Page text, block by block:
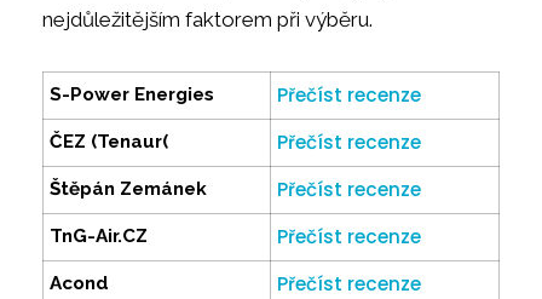
nejdůležitějším faktorem při výběru.
S-Power Energies Přečíst recenze
ČEZ (Tenaur( Přečíst recenze
Štěpán Zemánek Přečíst recenze
TnG-Air.CZ Přečíst recenze
Acond Přečíst recenze